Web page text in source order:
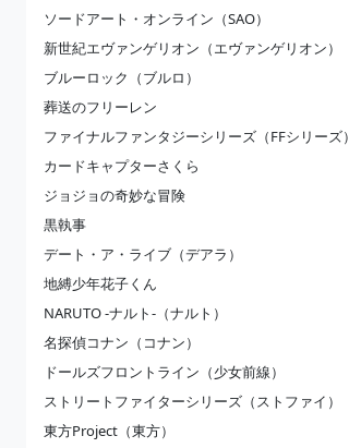
ソードアート・オンライン（SAO）
新世紀エヴァンゲリオン（エヴァンゲリオン）
ブルーロック（ブルロ）
葬送のフリーレン
ファイナルファンタジーシリーズ（FFシリーズ）
カードキャプターさくら
ジョジョの奇妙な冒険
黒執事
デート・ア・ライブ（デアラ）
地縛少年花子くん
NARUTO -ナルト-（ナルト）
名探偵コナン（コナン）
ドールズフロントライン（少女前線）
ストリートファイターシリーズ（ストファイ）
東方Project（東方）